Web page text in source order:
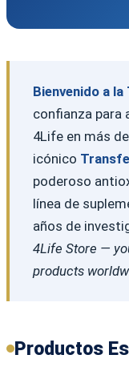
Bienvenido a
confianza para
4Life en más
icónico
poderoso
línea de
años de
4Life Store —
products
Productos